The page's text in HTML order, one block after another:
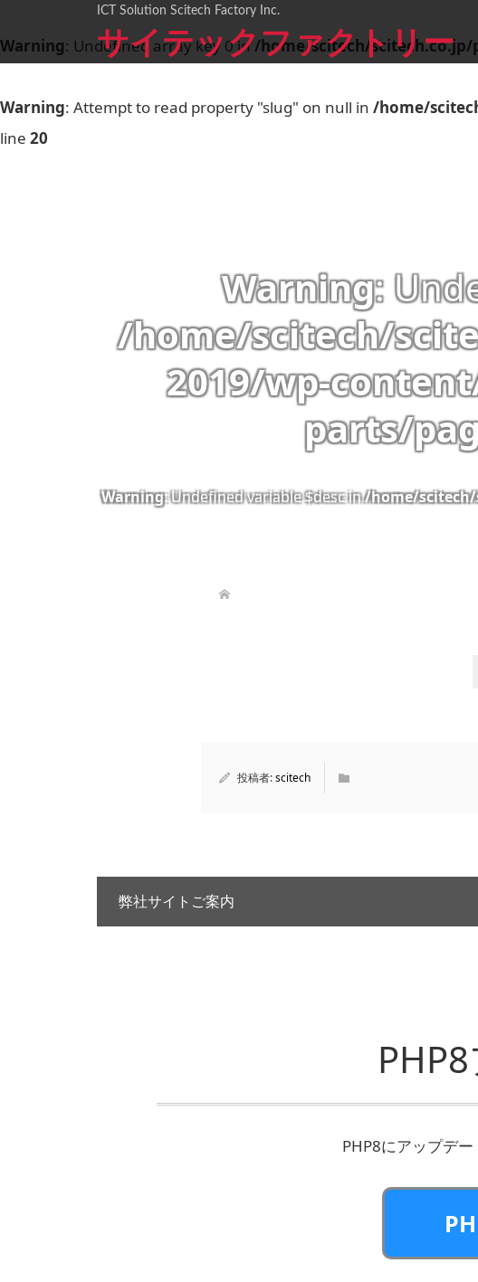
ICT Solution Scitech Factory Inc.
サイテックファクトリー
Warning: Undefined array key 0 in/home/scitech/
Warning: Attempt to read property "slug" on null in /home/
line 20
Warning:
/home/scitech/
2019/wp-
parts/
Warning: Undefined variable $desc in/home/scitech/
投稿者:scitech
弊社サイトご案内
PHP8にアップデ